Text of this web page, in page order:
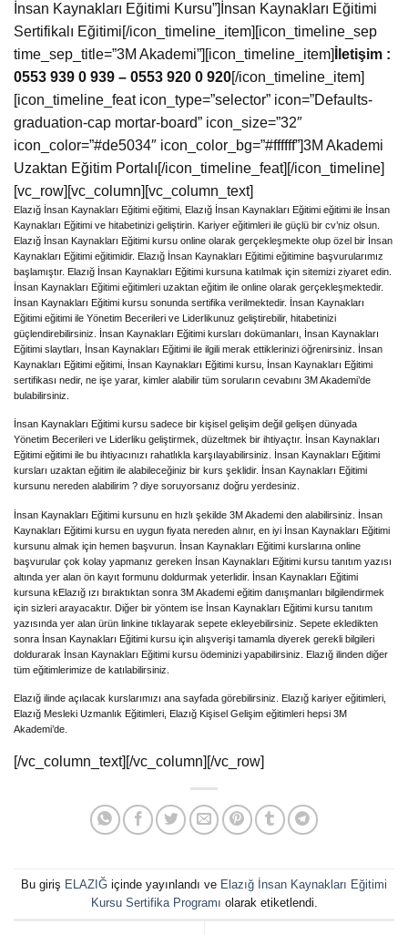
İnsan Kaynakları Eğitimi Kursu”]İnsan Kaynakları Eğitimi
Sertifikalı Eğitimi[/icon_timeline_item][icon_timeline_sep
time_sep_title=”3M Akademi”][icon_timeline_item]
İletişim :
0553 939 0 939 – 0553 920 0 920 [/icon_timeline_item]
[icon_timeline_feat icon_type=”selector” icon=”Defaults-
graduation-cap mortar-board” icon_size=”32″
icon_color=”#de5034″ icon_color_bg=”#ffffff”]3M Akademi
Uzaktan Eğitim Portalı[/icon_timeline_feat][/icon_timeline]
[vc_row][vc_column][vc_column_text]
Elazığ İnsan Kaynakları Eğitimi eğitimi, Elazığ İnsan Kaynakları Eğitimi eğitimi ile İnsan
Kaynakları Eğitimi ve hitabetinizi geliştirin. Kariyer eğitimleri ile güçlü bir cv’niz olsun.
Elazığ İnsan Kaynakları Eğitimi kursu online olarak gerçekleşmekte olup özel bir İnsan
Kaynakları Eğitimi eğitimidir. Elazığ İnsan Kaynakları Eğitimi eğitimine başvurularımız
başlamıştır. Elazığ İnsan Kaynakları Eğitimi kursuna katılmak için sitemizi ziyaret edin.
İnsan Kaynakları Eğitimi eğitimleri uzaktan eğitim ile online olarak gerçekleşmektedir.
İnsan Kaynakları Eğitimi kursu sonunda sertifika verilmektedir. İnsan Kaynakları
Eğitimi eğitimi ile Yönetim Becerileri ve Liderlikunuz geliştirebilir, hitabetinizi
güçlendirebilirsiniz. İnsan Kaynakları Eğitimi kursları dokümanları, İnsan Kaynakları
Eğitimi slaytları, İnsan Kaynakları Eğitimi ile ilgili merak ettiklerinizi öğrenirsiniz. İnsan
Kaynakları Eğitimi eğitimi, İnsan Kaynakları Eğitimi kursu, İnsan Kaynakları Eğitimi
sertifikası nedir, ne işe yarar, kimler alabilir tüm soruların cevabını 3M Akademi’de
bulabilirsiniz.
İnsan Kaynakları Eğitimi kursu sadece bir kişisel gelişim değil gelişen dünyada
Yönetim Becerileri ve Liderliku geliştirmek, düzeltmek bir ihtiyaçtır. İnsan Kaynakları
Eğitimi eğitimi ile bu ihtiyacınızı rahatlıkla karşılayabilirsiniz. İnsan Kaynakları Eğitimi
kursları uzaktan eğitim ile alabileceğiniz bir kurs şeklidir. İnsan Kaynakları Eğitimi
kursunu nereden alabilirim ? diye soruyorsanız doğru yerdesiniz.
İnsan Kaynakları Eğitimi kursunu en hızlı şekilde 3M Akademi den alabilirsiniz. İnsan
Kaynakları Eğitimi kursu en uygun fiyata nereden alınır, en iyi İnsan Kaynakları Eğitimi
kursunu almak için hemen başvurun. İnsan Kaynakları Eğitimi kurslarına online
başvurular çok kolay yapmanız gereken İnsan Kaynakları Eğitimi kursu tanıtım yazısı
altında yer alan ön kayıt formunu doldurmak yeterlidir. İnsan Kaynakları Eğitimi
kursuna kElazığ ızı bıraktıktan sonra 3M Akademi eğitim danışmanları bilgilendirmek
için sizleri arayacaktır. Diğer bir yöntem ise İnsan Kaynakları Eğitimi kursu tanıtım
yazısında yer alan ürün linkine tıklayarak sepete ekleyebilirsiniz. Sepete ekledikten
sonra İnsan Kaynakları Eğitimi kursu için alışverişi tamamla diyerek gerekli bilgileri
doldurarak İnsan Kaynakları Eğitimi kursu ödeminizi yapabilirsiniz. Elazığ ilinden diğer
tüm eğitimlerimize de katılabilirsiniz.
Elazığ ilinde açılacak kurslarımızı ana sayfada görebilirsiniz. Elazığ kariyer eğitimleri,
Elazığ Mesleki Uzmanlık Eğitimleri, Elazığ Kişisel Gelişim eğitimleri hepsi 3M
Akademi’de.
[/vc_column_text][/vc_column][/vc_row]
Bu giriş ELAZIĞ içinde yayınlandı ve Elazığ İnsan Kaynakları Eğitimi
Kursu Sertifika Programı olarak etiketlendi.